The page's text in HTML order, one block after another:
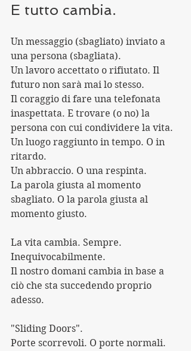
E tutto cambia.
Un messaggio (sbagliato) inviato a
una persona (sbagliata).
Un lavoro accettato o rifiutato. Il
futuro non sarà mai lo stesso.
Il coraggio di fare una telefonata
inaspettata. E trovare (o no) la
persona con cui condividere la vita.
Un luogo raggiunto in tempo. O in
ritardo.
Un abbraccio. O una respinta.
La parola giusta al momento
sbagliato. O la parola giusta al
momento giusto.
La vita cambia. Sempre.
Inequivocabilmente.
Il nostro domani cambia in base a
ciò che sta succedendo proprio
adesso.
"Sliding Doors".
Porte scorrevoli. O porte normali.